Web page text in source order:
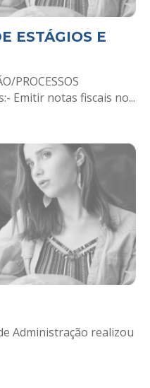
ESTÁGIOS E
PROCESSOS
Emitir notas fiscais no...
Administração realizou